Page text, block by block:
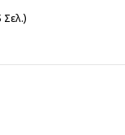
Σελ.)